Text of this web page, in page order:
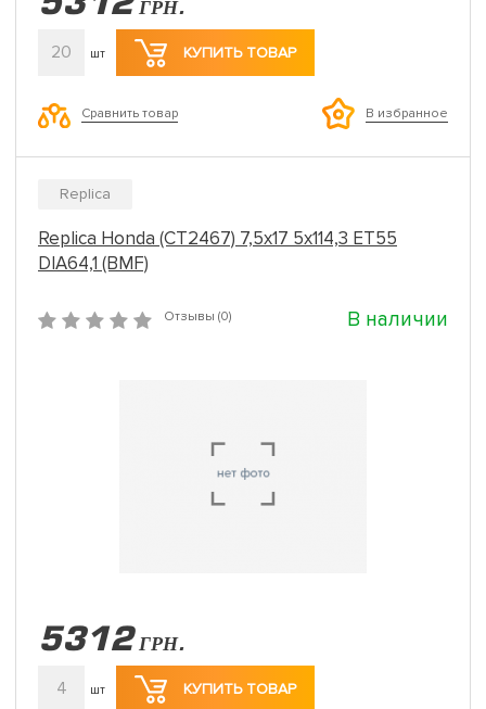
ГРН.
20 шт КУПИТЬ ТОВАР
Сравнить товар В избранное
Replica
Replica Honda (CT2467) 7,5x17 5x114,3 ET55
DIA64,1 (BMF)
Отзывы (0) В наличии
5312 ГРН.
4 шт КУПИТЬ ТОВАР